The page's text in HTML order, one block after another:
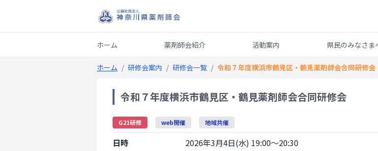
ホーム 薬剤師会紹介 活動案内 県民のみなさま
ホーム / 研修会案内 / 研修会一覧 / 令和７年度横浜市鶴見区・鶴見薬剤師会合同研修会
令和７年度横浜市鶴見区・鶴見薬剤師会合同研修会
G21研修 web開催 地域共催
日時
2026年3月4日(水) 19:00～20:30